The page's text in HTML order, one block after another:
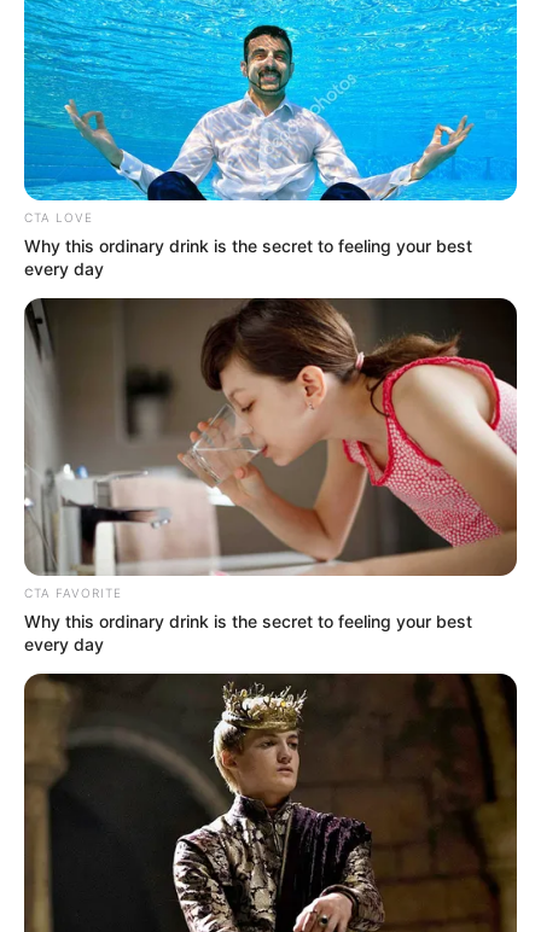
Zuhanásba kezdett a Tisza – váratlan fordulat a
magyar politikában, szűkül az olló a két legnagyobb
erő között
Olyan folyamatok rajzolódnak ki a magyar
belpolitikában, amelyekre néhány hónappal ezelőtt
még kevesen számítottak.
A közvélemény-kutatások hosszú ideig egyértelmű
trendet mutattak: Magyar Péter pártja, a Tisza Párt
CTA LOVE
Why this ordinary drink is the secret to feeling your best
every day
CTA FAVORITE
Why this ordinary drink is the secret to feeling your best
every day